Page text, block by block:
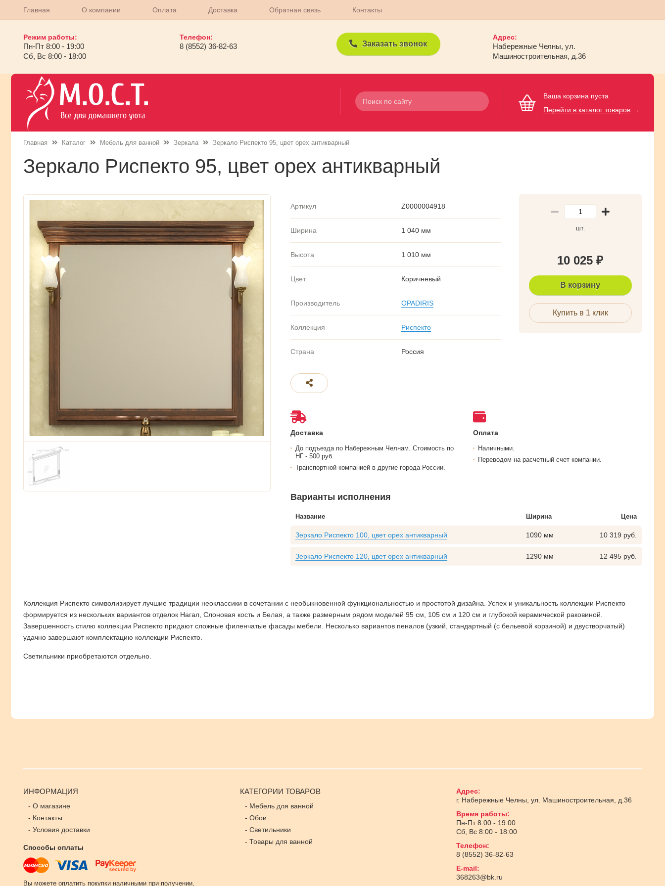
Главная О компании Оплата Доставка Обратная связь Контакты
Режим работы:
Пн-Пт 8:00 - 19:00
Сб, Вс 8:00 - 18:00
Телефон:
8 (8552) 36-82-63 Заказать звонок
Адрес:
Набережные Челны, ул.
Машиностроительная, д.36
Ваша корзина пуста
Перейти в каталог товаров →
Главная Каталог Мебель для ванной Зеркала Зеркало Риспекто 95, цвет орех антикварный
Зеркало Риспекто 95, цвет орех антикварный
шт.
10 025 ₽
В корзину
Купить в 1 клик
Артикул Z0000004918
Ширина 1 040 мм
Высота 1 010 мм
Цвет Коричневый
Производитель OPADIRIS
Коллекция Риспекто
Страна Россия
Доставка
До подъезда по Набережным Челнам. Стоимость по
НГ - 500 руб.
Транспортной компанией в другие города России.
Оплата
Наличными.
Переводом на расчетный счет компании.
Варианты исполнения
Название Ширина Цена
Зеркало Риспекто 100, цвет орех антикварный 1090 мм 10 319 руб.
Зеркало Риспекто 120, цвет орех антикварный 1290 мм 12 495 руб.
Коллекция Риспекто символизирует лучшие традиции неоклассики в сочетании с необыкновенной функциональностью и простотой дизайна. Успех и уникальность коллекции Риспекто
формируется из нескольких вариантов отделок Нагал, Слоновая кость и Белая, а также размерным рядом моделей 95 см, 105 см и 120 см и глубокой керамической раковиной.
Завершенность стилю коллекции Риспекто придают сложные филенчатые фасады мебели. Несколько вариантов пеналов (узкий, стандартный (с бельевой корзиной) и двустворчатый)
удачно завершают комплектацию коллекции Риспекто.
Светильники приобретаются отдельно.
ИНФОРМАЦИЯ
- О магазине
- Контакты
- Условия доставки
Способы оплаты
Вы можете оплатить покупки наличными при получении,
КАТЕГОРИИ ТОВАРОВ
- Мебель для ванной
- Обои
- Светильники
- Товары для ванной
Адрес:
г. Набережные Челны ул. Машиностроительная, д.36
Время работы:
Пн-Пт 8:00 - 19:00
Сб, Вс 8:00 - 18:00
Телефон:
8 (8552) 36-82-63
E-mail:
368263@bk.ru